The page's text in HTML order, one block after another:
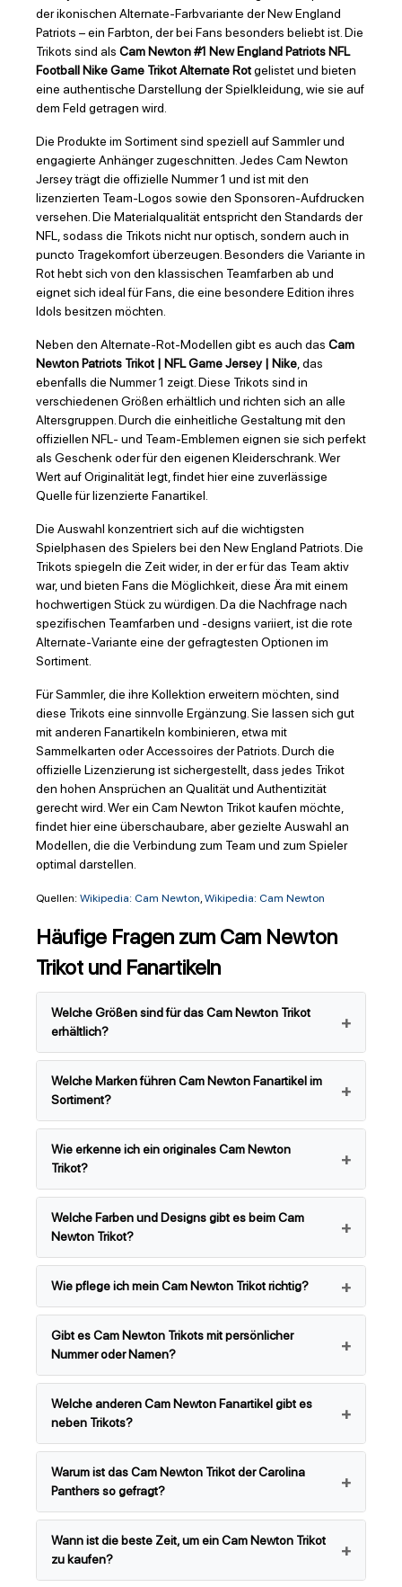
der ikonischen Alternate-Farbvariante der New England
Patriots – ein Farbton, der bei Fans besonders beliebt ist. Die
Trikots sind als Cam Newton #1 New England Patriots NFL
Football Nike Game Trikot Alternate Rotgelistet und bieten
eine authentische Darstellung der Spielkleidung, wie sie auf
dem Feld getragen wird.
Die Produkte im Sortiment sind speziell auf Sammler und
engagierte Anhänger zugeschnitten. Jedes Cam Newton
Jersey trägt die offizielle Nummer 1 und ist mit den
lizenzierten Team-Logos sowie den Sponsoren-Aufdrucken
versehen. Die Materialqualität entspricht den Standards der
NFL, sodass die Trikots nicht nur optisch, sondern auch in
puncto Tragekomfort überzeugen. Besonders die Variante in
Rot hebt sich von den klassischen Teamfarben ab und
eignet sich ideal für Fans, die eine besondere Edition ihres
Idols besitzen möchten.
Neben den Alternate-Rot-Modellen gibt es auch das Cam
Newton Patriots Trikot | NFL Game Jersey | Nike, das
ebenfalls die Nummer 1 zeigt. Diese Trikots sind in
verschiedenen Größen erhältlich und richten sich an alle
Altersgruppen. Durch die einheitliche Gestaltung mit den
offiziellen NFL- und Team-Emblemen eignen sie sich perfekt
als Geschenk oder für den eigenen Kleiderschrank. Wer
Wert auf Originalität legt, findet hier eine zuverlässige
Quelle für lizenzierte Fanartikel.
Die Auswahl konzentriert sich auf die wichtigsten
Spielphasen des Spielers bei den New England Patriots. Die
Trikots spiegeln die Zeit wider, in der er für das Team aktiv
war, und bieten Fans die Möglichkeit, diese Ära mit einem
hochwertigen Stück zu würdigen. Da die Nachfrage nach
spezifischen Teamfarben und -designs variiert, ist die rote
Alternate-Variante eine der gefragtesten Optionen im
Sortiment.
Für Sammler, die ihre Kollektion erweitern möchten, sind
diese Trikots eine sinnvolle Ergänzung. Sie lassen sich gut
mit anderen Fanartikeln kombinieren, etwa mit
Sammelkarten oder Accessoires der Patriots. Durch die
offizielle Lizenzierung ist sichergestellt, dass jedes Trikot
den hohen Ansprüchen an Qualität und Authentizität
gerecht wird. Wer ein Cam Newton Trikot kaufen möchte,
findet hier eine überschaubare, aber gezielte Auswahl an
Modellen, die die Verbindung zum Team und zum Spieler
optimal darstellen.
Quellen: Wikipedia: Cam Newton, Wikipedia: Cam Newton
Häufige Fragen zum Cam Newton
Trikot und Fanartikeln
Welche Größen sind für das Cam Newton Trikot
erhältlich?
Welche Marken führen Cam Newton Fanartikel im
Sortiment?
Wie erkenne ich ein originales Cam Newton
Trikot?
Welche Farben und Designs gibt es beim Cam
Newton Trikot?
Wie pflege ich mein Cam Newton Trikot richtig?
Gibt es Cam Newton Trikots mit persönlicher
Nummer oder Namen?
Welche anderen Cam Newton Fanartikel gibt es
neben Trikots?
Warum ist das Cam Newton Trikot der Carolina
Panthers so gefragt?
Wann ist die beste Zeit, um ein Cam Newton Trikot
zu kaufen?